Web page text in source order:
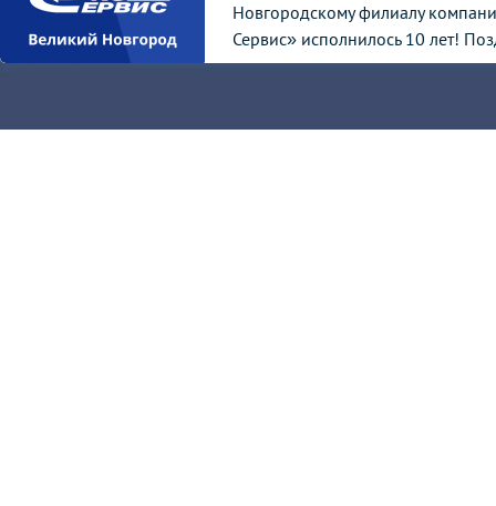
Новгородскому филиалу
Сервис» исполнилось 10 лет!